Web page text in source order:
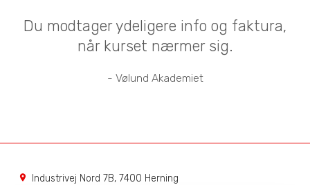
Du modtager ydeligere info og faktura,
når kurset nærmer sig.
- Vølund Akademiet
location_on Industrivej Nord 7B, 7400 Herning